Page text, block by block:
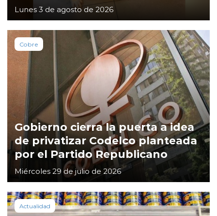
Lunes 3 de agosto de 2026
Cobre
Gobierno cierra la puerta a idea
de privatizar Codelco planteada
por el Partido Republicano
Miércoles 29 de julio de 2026
Actualidad